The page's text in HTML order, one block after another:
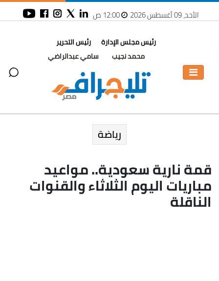
الأحد، 09 أغسطس 2026 12:00 ص
رئيس مجلس الإدارة
محمد نجيب
رئيس التحرير
سامي عبدالراضي
رياضة
قمة نارية سعودية.. مواعيد
مباريات اليوم الثلاثاء والقنوات
الناقلة